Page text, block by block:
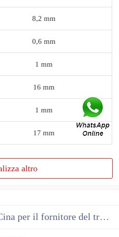
8,2 mm
0,6 mm
1 mm
16 mm
1 mm
17 mm
altro
Pompa idraulica della Cina per il fornitore del trattore